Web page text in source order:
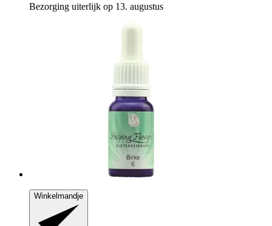
Bezorging uiterlijk op 13. augustus
Winkelmandje